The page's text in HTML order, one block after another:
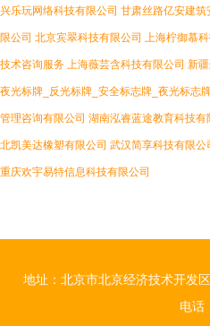
兴乐玩网络科技有限公司 甘肃丝路亿安建筑
限公司 北京宾翠科技有限公司 上海柠御慕
技术咨询服务 上海薇芸含科技有限公司 新
夜光标牌_反光标牌_安全标志牌_夜光标志
管理咨询有限公司 湖南泓睿蓝途教育科技有
北凯美达橡塑有限公司 武汉简享科技有限公
重庆欢宇易特信息科技有限公司
地址：北京市北京经济技术开发
电话